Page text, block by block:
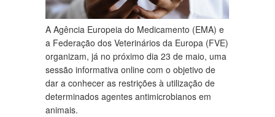
A Agência Europeia do Medicamento (EMA) e
a Federação dos Veterinários da Europa (FVE)
organizam, já no próximo dia 23 de maio, uma
sessão informativa online com o objetivo de
dar a conhecer as restrições à utilização de
determinados agentes antimicrobianos em
animais.